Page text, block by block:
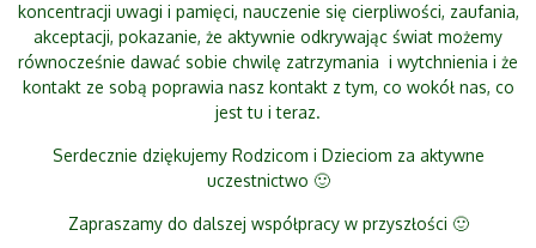
koncentracji uwagi i pamięci, nauczenie się cierpliwości, zaufania,
akceptacji, pokazanie, że aktywnie odkrywając świat możemy
równocześnie dawać sobie chwilę zatrzymania i wytchnienia i że
kontakt ze sobą poprawia nasz kontakt z tym, co wokół nas, co
jest tu i teraz.
Serdecznie dziękujemy Rodzicom i Dzieciom za aktywne
uczestnictwo 🙂
Zapraszamy do dalszej współpracy w przyszłości 🙂